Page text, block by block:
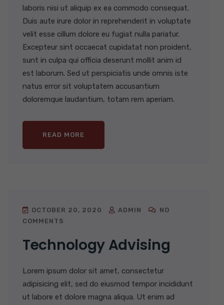
laboris nisi ut aliquip ex ea commodo consequat.
Duis aute irure dolor in reprehenderit in voluptate
velit esse cillum dolore eu fugiat nulla pariatur.
Excepteur sint occaecat cupidatat non proident,
sunt in culpa qui officia deserunt mollit anim id
est laborum. Sed ut perspiciatis unde omnis iste
natus error sit voluptatem accusantium
doloremque laudantium, totam rem aperiam.
READ MORE
OCTOBER 20, 2020 ADMIN
NO
COMMENTS
Technology Advising
Lorem ipsum dolor sit amet, consectetur
adipisicing elit, sed do eiusmod tempor incididunt
ut labore et dolore magna aliqua. Ut enim ad